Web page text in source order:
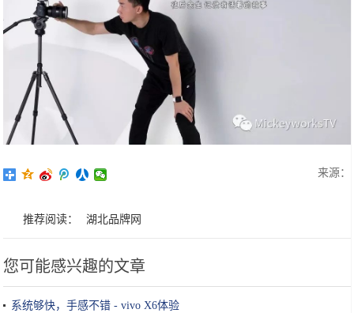
来源：
推荐阅读： 湖北品牌网
您可能感兴趣的文章
系统够快，手感不错 - vivo X6体验